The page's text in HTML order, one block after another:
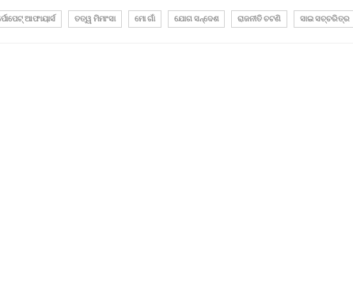
ଆଫାୟାର୍ସ ତତ୍ୱ ମିମାଂସା ମୋ ଗାଁ ଯୋଗ ସନ୍ଦେଶ ରାଜନୀତି ଚଟଣି ସାଇ ସଚ୍ଚରିତ୍ର